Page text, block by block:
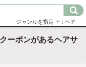
ジャンルを指定 ：ヘア
ーポンがあるヘアサ